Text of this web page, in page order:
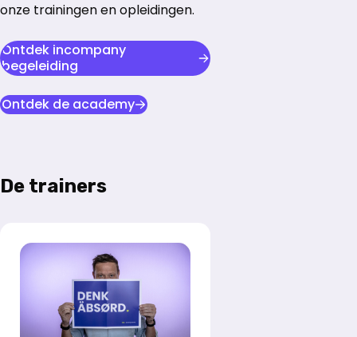
onze trainingen en opleidingen.
Ontdek incompany
begeleiding
Ontdek de academy
De trainers